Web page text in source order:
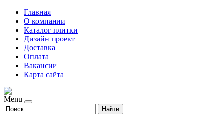
Главная
О компании
Каталог плитки
Дизайн-проект
Доставка
Оплата
Вакансии
Карта сайта
Menu
Найти